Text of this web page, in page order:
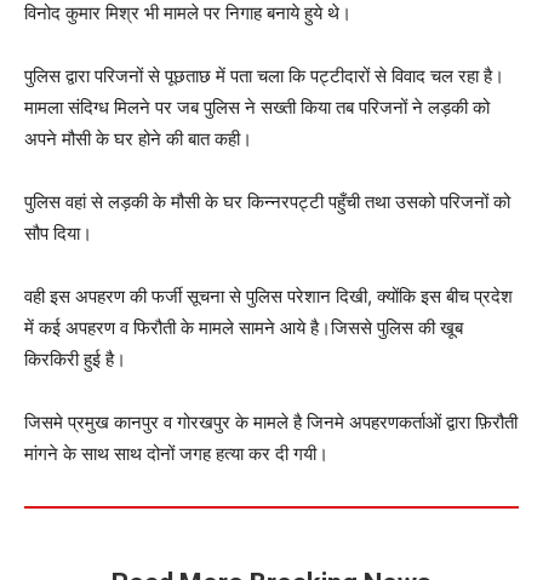
विनोद कुमार मिश्र भी मामले पर निगाह बनाये हुये थे।
पुलिस द्वारा परिजनों से पूछताछ में पता चला कि पट्टीदारों से विवाद चल रहा है।
मामला संदिग्ध मिलने पर जब पुलिस ने सख्ती किया तब परिजनों ने लड़की को
अपने मौसी के घर होने की बात कही।
पुलिस वहां से लड़की के मौसी के घर किन्नरपट्टी पहुँची तथा उसको परिजनों को
सौप दिया।
वही इस अपहरण की फर्जी सूचना से पुलिस परेशान दिखी, क्योंकि इस बीच प्रदेश
में कई अपहरण व फिरौती के मामले सामने आये है।जिससे पुलिस की खूब
किरकिरी हुई है।
जिसमे प्रमुख कानपुर व गोरखपुर के मामले है जिनमे अपहरणकर्ताओं द्वारा फ़िरौती
मांगने के साथ साथ दोनों जगह हत्या कर दी गयी।